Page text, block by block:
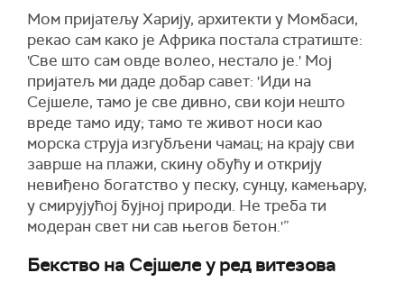
Мом пријатељу Харију, архитекти у Момбаси,
рекао сам како је Африка постала стратиште:
'Све што сам овде волео, нестало је.' Мој
пријатељ ми даде добар савет: 'Иди на
Сејшеле, тамо је све дивно, сви који нешто
вреде тамо иду; тамо те живот носи као
морска струја изгубљени чамац; на крају сви
заврше на плажи, скину обућу и открију
невиђено богатство у песку, сунцу, камењару,
у смирујућој бујној природи. Не треба ти
модеран свет ни сав његов бетон.'”
Бекство на Сејшеле у ред витезова